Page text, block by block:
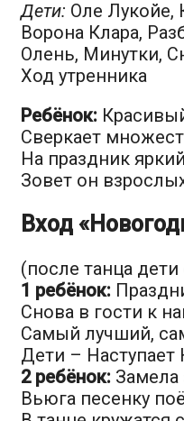
Дети: Оле Лукойе,
Ворона Клара,
Олень, Минутки,
Ход утренника
Ребёнок:
Сверкает
На праздник
Зовет он
Вход
(после танца
1 ребёнок:
Снова в гости к
Самый лучший,
Дети –
2 ребёнок: Замела
Вьюга песенку